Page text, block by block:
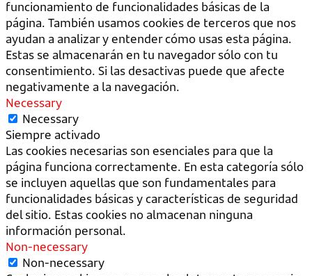
funcionamiento de funcionalidades básicas de la
página. También usamos cookies de terceros que nos
ayudan a analizar y entender cómo usas esta página.
Estas se almacenarán en tu navegador sólo con tu
consentimiento. Si las desactivas puede que afecte
negativamente a la navegación.
Necessary
Necessary
Siempre activado
Las cookies necesarias son esenciales para que la
página funciona correctamente. En esta categoría sólo
se incluyen aquellas que son fundamentales para
funcionalidades básicas y características de seguridad
del sitio. Estas cookies no almacenan ninguna
información personal.
Non-necessary
Non-necessary